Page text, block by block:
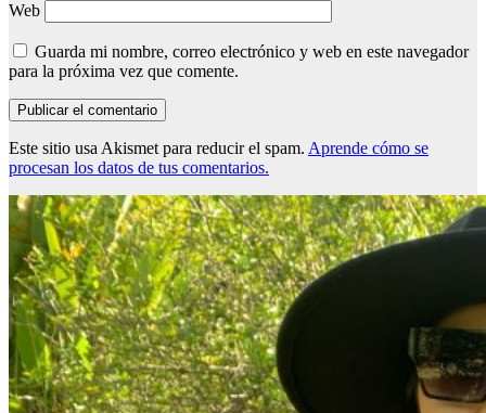
Web
Guarda mi nombre, correo electrónico y web en este navegador
para la próxima vez que comente.
Este sitio usa Akismet para reducir el spam. Aprende cómo se
procesan los datos de tus comentarios.